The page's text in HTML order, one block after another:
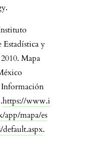
y
Mapa
Información
https://www.i
mapa/es
.